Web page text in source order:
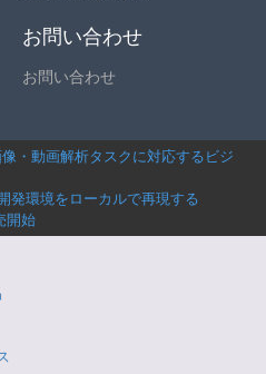
お問い合わせ
お問い合わせ
・動画解析タスクに対応するビジ
発環境をローカルで再現する
開始